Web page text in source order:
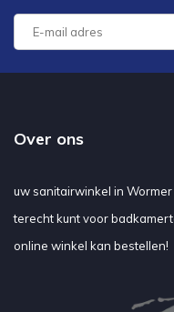
Over ons
uw sanitairwinkel in
terecht kunt voor
online winkel kan bestellen!